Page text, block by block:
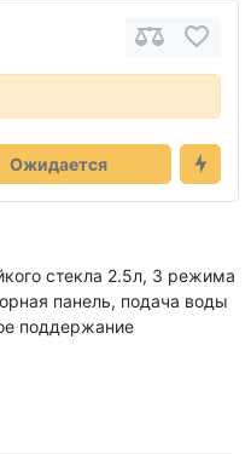
Ожидается
стекла 2.5л, 3 режима
панель, подача воды
поддержание